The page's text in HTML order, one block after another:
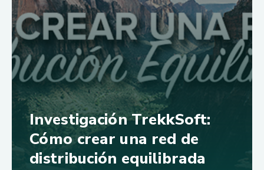
Investigación TrekkSoft:
Cómo crear una red de
distribución equilibrada